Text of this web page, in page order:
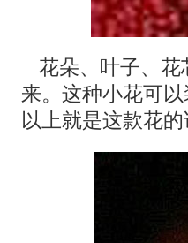
花朵、叶子、花
来。这种小花可
以上就是这款花